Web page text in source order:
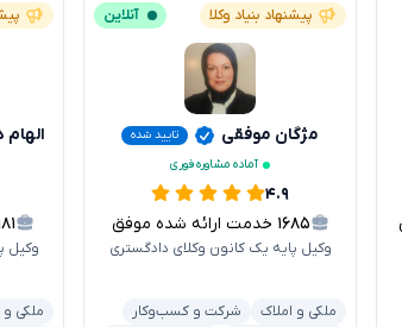
پیشنهاد بنیاد وکلا آنلاین
مژگان موفقی
تایید شده
آماده مشاوره فوری
۴.۹
۱۶۸۵ خدمت ارائه شده موفق
وکیل پایه یک کانون وکلای دادگستری
ملکی و املاک
شرکت و کسب‌وکار
الهام
وکیل
ملکی و